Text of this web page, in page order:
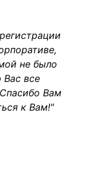
не было
все
Вам
к Вам!"